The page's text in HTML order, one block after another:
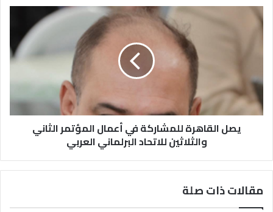
يصل القاهرة للمشاركة في أعمال المؤتمر الثاني
والثلاثين للاتحاد البرلماني العربي
مقالات ذات صلة